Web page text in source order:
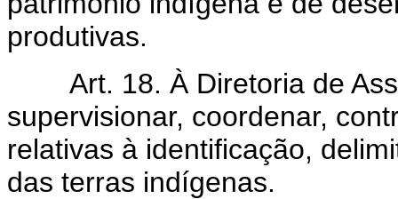
produtivas.
Art. 18. À Diretoria de
supervisionar, coordenar,
relativas à identificação,
das terras indígenas.